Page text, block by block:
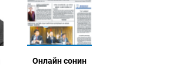
Онлaйн сонин